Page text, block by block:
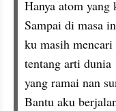
Hanya atom yang
Sampai di masa
ku masih mencari
tentang arti dunia
yang ramai nan
Bantu aku